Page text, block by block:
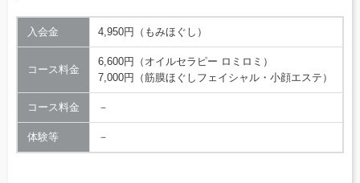
入会金 4,950円（もみほぐし）
コース料金
6,600円（オイルセラピー ロミロミ）
7,000円（筋膜ほぐしフェイシャル・小顔エステ）
コース料金 －
体験等 －